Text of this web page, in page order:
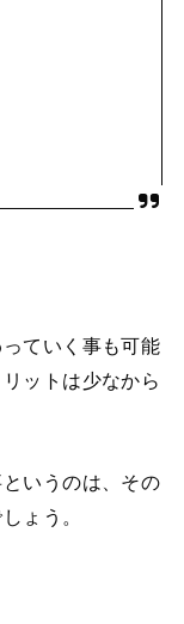
ていく事も可能
ットは少なから
いうのは、その
ょう。